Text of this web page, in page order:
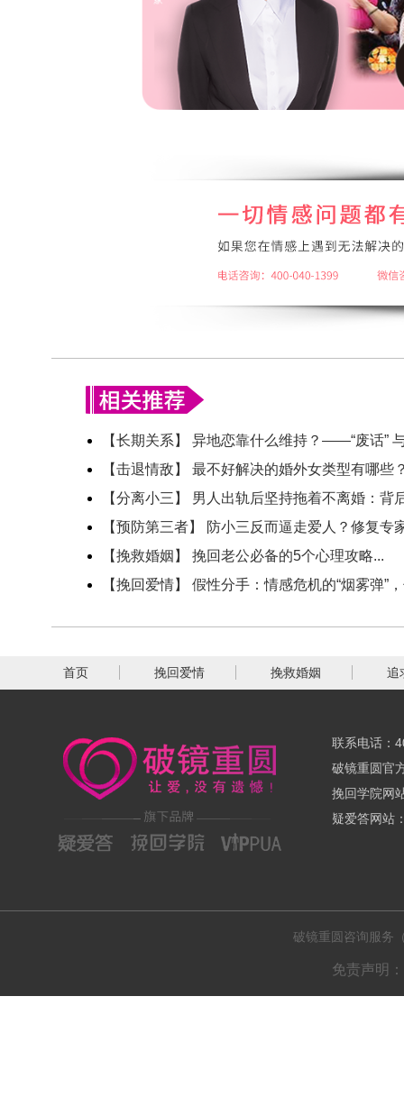
【长期关系】 异地恋靠什么维持？——“废话”
【击退情敌】 最不好解决的婚外女类型有哪些
【分离小三】 男人出轨后坚持拖着不离婚：背
【预防第三者】 防小三反而逼走爱人？修复专
【挽救婚姻】 挽回老公必备的5个心理攻略...
【挽回爱情】 假性分手：情感危机的“烟雾弹”
首页 挽回爱情 挽救婚姻 追
联系电话：
破镜重圆官
挽回学院网
疑爱答网站
破镜重圆咨询服
免责声明